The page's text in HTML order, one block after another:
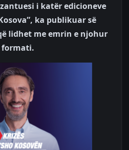
i katër edicioneve
ka publikuar së
lidhet me emrin e njohur
formati.